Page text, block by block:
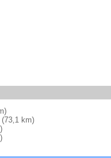
km)